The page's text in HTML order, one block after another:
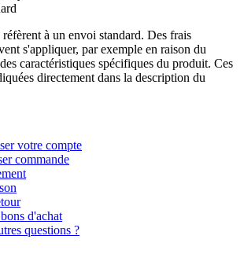
à un envoi standard. Des frais
s'appliquer, par exemple en raison du
caractéristiques spécifiques du produit. Ces
directement dans la description du
votre compte
commande
d'achat
questions ?